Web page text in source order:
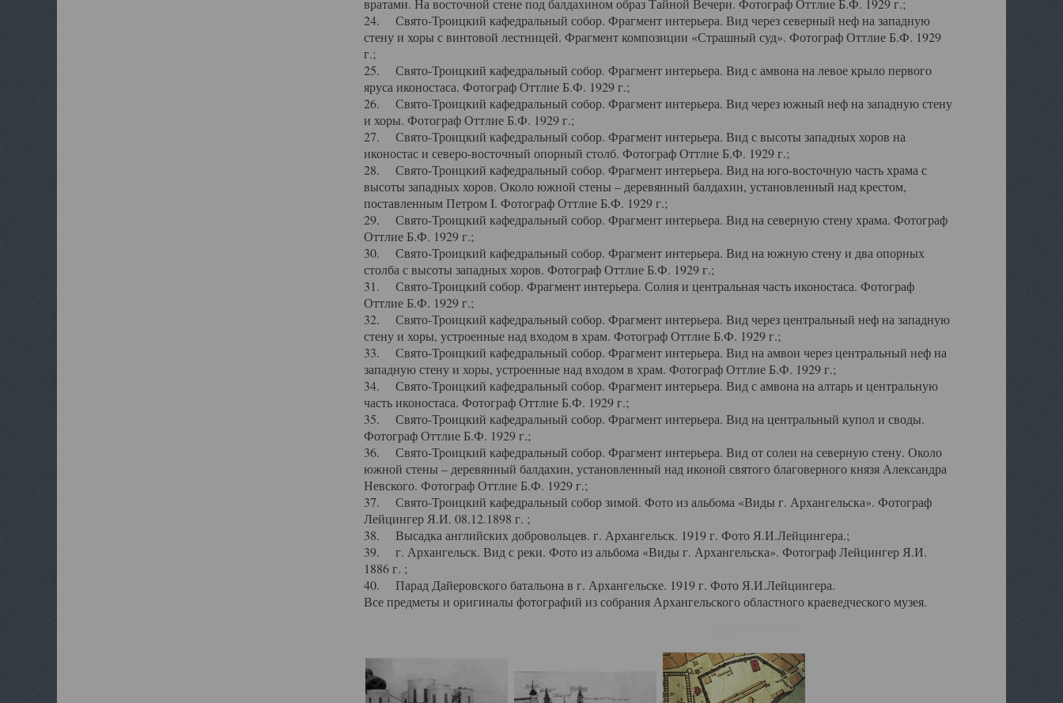
вратами. На восточной стене под балдахином образ Тайной Вечери. Фотограф Оттлие Б.Ф. 1929 г.;
24. Свято-Троицкий кафедральный собор. Фрагмент интерьера. Вид через северный неф на западную
стену и хоры с винтовой лестницей. Фрагмент композиции «Страшный суд». Фотограф Оттлие Б.Ф. 1929
г.;
25. Свято-Троицкий кафедральный собор. Фрагмент интерьера. Вид с амвона на левое крыло первого
яруса иконостаса. Фотограф Оттлие Б.Ф. 1929 г.;
26. Свято-Троицкий кафедральный собор. Фрагмент интерьера. Вид через южный неф на западную стену
и хоры. Фотограф Оттлие Б.Ф. 1929 г.;
27. Свято-Троицкий кафедральный собор. Фрагмент интерьера. Вид с высоты западных хоров на
иконостас и северо-восточный опорный столб. Фотограф Оттлие Б.Ф. 1929 г.;
28. Свято-Троицкий кафедральный собор. Фрагмент интерьера. Вид на юго-восточную часть храма с
высоты западных хоров. Около южной стены – деревянный балдахин, установленный над крестом,
поставленным Петром I. Фотограф Оттлие Б.Ф. 1929 г.;
29. Свято-Троицкий кафедральный собор. Фрагмент интерьера. Вид на северную стену храма. Фотограф
Оттлие Б.Ф. 1929 г.;
30. Свято-Троицкий кафедральный собор. Фрагмент интерьера. Вид на южную стену и два опорных
столба с высоты западных хоров. Фотограф Оттлие Б.Ф. 1929 г.;
31. Свято-Троицкий собор. Фрагмент интерьера. Солия и центральная часть иконостаса. Фотограф
Оттлие Б.Ф. 1929 г.;
32. Свято-Троицкий кафедральный собор. Фрагмент интерьера. Вид через центральный неф на западную
стену и хоры, устроенные над входом в храм. Фотограф Оттлие Б.Ф. 1929 г.;
33. Свято-Троицкий кафедральный собор. Фрагмент интерьера. Вид на амвон через центральный неф на
западную стену и хоры, устроенные над входом в храм. Фотограф Оттлие Б.Ф. 1929 г.;
34. Свято-Троицкий кафедральный собор. Фрагмент интерьера. Вид с амвона на алтарь и центральную
часть иконостаса. Фотограф Оттлие Б.Ф. 1929 г.;
35. Свято-Троицкий кафедральный собор. Фрагмент интерьера. Вид на центральный купол и своды.
Фотограф Оттлие Б.Ф. 1929 г.;
36. Свято-Троицкий кафедральный собор. Фрагмент интерьера. Вид от солеи на северную стену. Около
южной стены – деревянный балдахин, установленный над иконой святого благоверного князя Александра
Невского. Фотограф Оттлие Б.Ф. 1929 г.;
37. Свято-Троицкий кафедральный собор зимой. Фото из альбома «Виды г. Архангельска». Фотограф
Лейцингер Я.И. 08.12.1898 г. ;
38. Высадка английских добровольцев. г. Архангельск. 1919 г. Фото Я.И.Лейцингера.;
39. г. Архангельск. Вид с реки. Фото из альбома «Виды г. Архангельска». Фотограф Лейцингер Я.И.
1886 г. ;
40. Парад Дайеровского батальона в г. Архангельске. 1919 г. Фото Я.И.Лейцингера.
Все предметы и оригиналы фотографий из собрания Архангельского областного краеведческого музея.